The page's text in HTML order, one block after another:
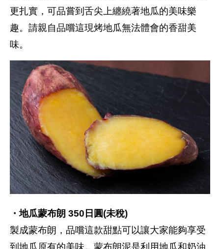
更扎實，可品嘗到舌尖上纏繞著地瓜的美味樂
趣。請親自品嚐這現烤地瓜無法體會的香甜美
味。
・地瓜蒙布朗 350日圓(未稅)
製成蒙布朗，品嚐這款甜點可以讓大家能夠享受
到地瓜原有的美味。蒙布朗泥是利用地瓜和奶油